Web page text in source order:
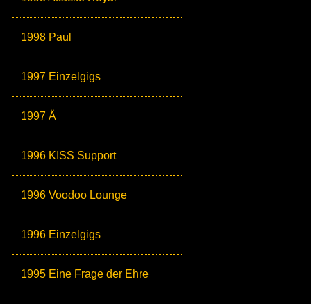
1998 Paul
1997 Einzelgigs
1997 Ä
1996 KISS Support
1996 Voodoo Lounge
1996 Einzelgigs
1995 Eine Frage der Ehre